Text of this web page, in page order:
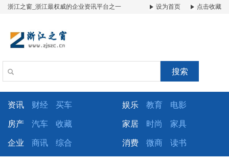
浙江之窗_浙江最权威的企业资讯平台之一 设为首页 点击收藏
搜索
资讯 财经 买车 娱乐 教育 电影
房产 汽车 收藏 家居 时尚 家具
企业 商讯 综合 消费 微商 读书